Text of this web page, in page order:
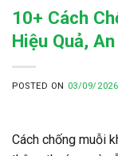
10+ Cách
Hiệu Quả,
POSTED ON 03/09/2026
Cách chống muỗi